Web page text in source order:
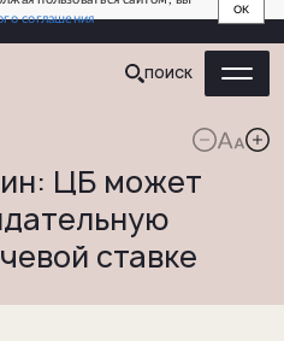
соглашения
OK
ПОИСК
ЦБ может
ставке